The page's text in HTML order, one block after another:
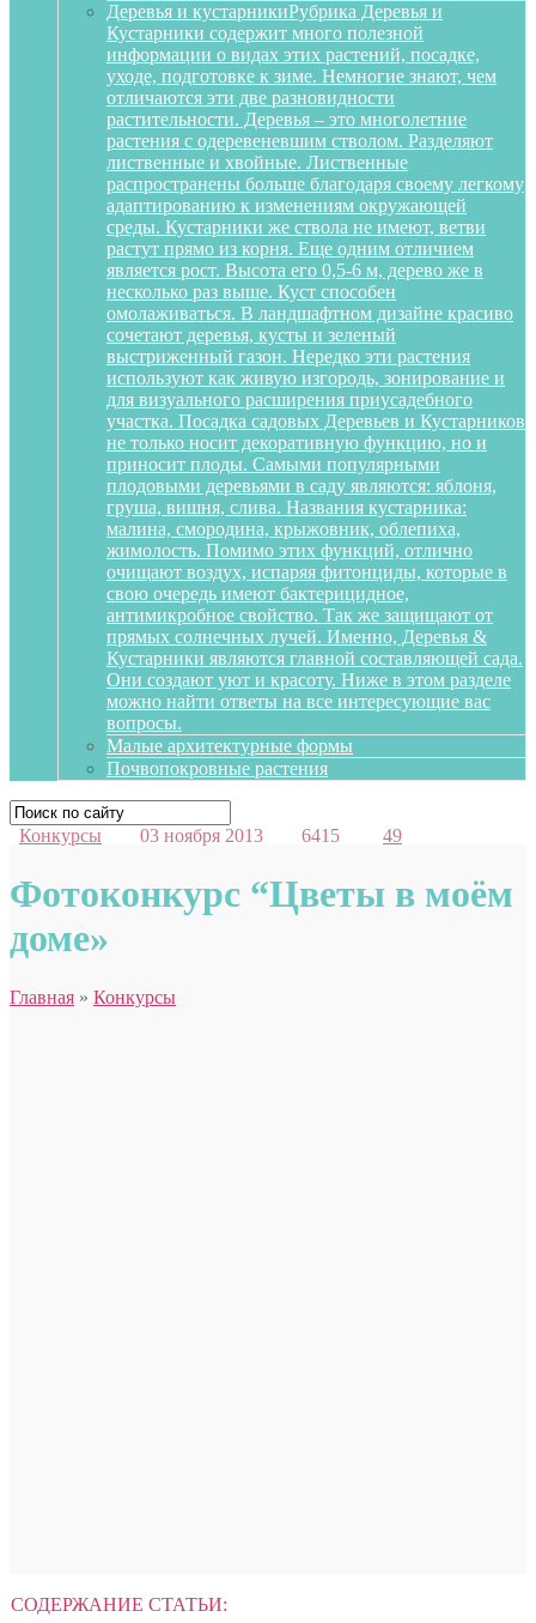
Деревья и кустарникиРубрика Деревья и
Кустарники содержит много полезной
информации о видах этих растений, посадке,
уходе, подготовке к зиме. Немногие знают, чем
отличаются эти две разновидности
растительности. Деревья – это многолетние
растения с одеревеневшим стволом. Разделяют
лиственные и хвойные. Лиственные
распространены больше благодаря своему легкому
адаптированию к изменениям окружающей
среды. Кустарники же ствола не имеют, ветви
растут прямо из корня. Еще одним отличием
является рост. Высота его 0,5-6 м, дерево же в
несколько раз выше. Куст способен
омолаживаться. В ландшафтном дизайне красиво
сочетают деревья, кусты и зеленый
выстриженный газон. Нередко эти растения
используют как живую изгородь, зонирование и
для визуального расширения приусадебного
участка. Посадка садовых Деревьев и Кустарников
не только носит декоративную функцию, но и
приносит плоды. Самыми популярными
плодовыми деревьями в саду являются: яблоня,
груша, вишня, слива. Названия кустарника:
малина, смородина, крыжовник, облепиха,
жимолость. Помимо этих функций, отлично
очищают воздух, испаряя фитонциды, которые в
свою очередь имеют бактерицидное,
антимикробное свойство. Так же защищают от
прямых солнечных лучей. Именно, Деревья &
Кустарники являются главной составляющей сада.
Они создают уют и красоту. Ниже в этом разделе
можно найти ответы на все интересующие вас
вопросы.
Малые архитектурные формы
Почвопокровные растения
Конкурсы 03 ноября 2013 6415 49
Фотоконкурс “Цветы в моём
доме»
Главная » Конкурсы
СОДЕРЖАНИЕ СТАТЬИ: